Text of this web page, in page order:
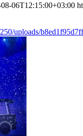
06T12:15:00+03:00
uploads/